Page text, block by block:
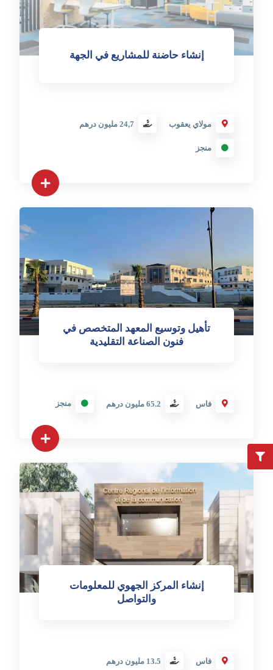
إنشاء حاضنة للمشاريع في الجهة
مولاي يعقوب
منجز
تأهيل وتوسيع المعهد المتخصص في
فنون الصناعة التقليدية
فاس منجز
إنشاء المركز الجهوي للمعلومات
والتواصل
فاس